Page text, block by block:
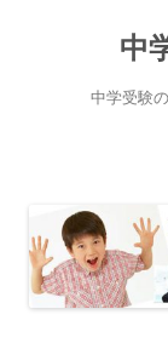
中
中学受験